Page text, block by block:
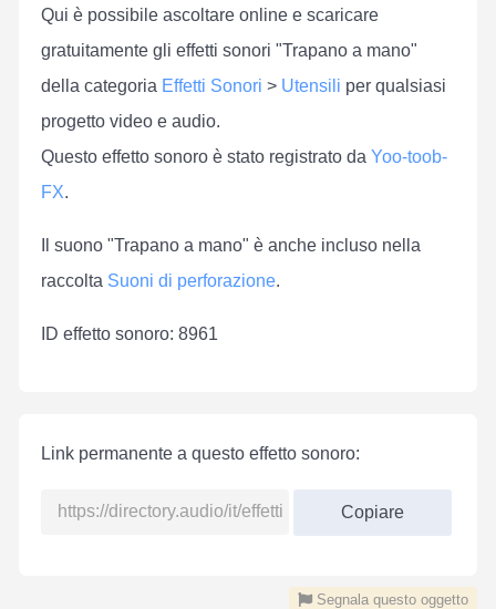
Qui è possibile ascoltare online e scaricare
gratuitamente gli effetti sonori "Trapano a mano"
della categoria Effetti Sonori > Utensili per qualsiasi
progetto video e audio.
Questo effetto sonoro è stato registrato da Yoo-toob-
FX.
Il suono "Trapano a mano" è anche incluso nella
raccolta Suoni di perforazione.
ID effetto sonoro: 8961
Link permanente a questo effetto sonoro:
Copiare
Segnala questo oggetto